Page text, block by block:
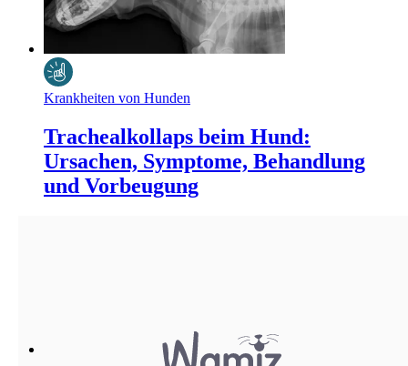
Krankheiten von Hunden
Trachealkollaps beim Hund:
Ursachen, Symptome, Behandlung
und Vorbeugung